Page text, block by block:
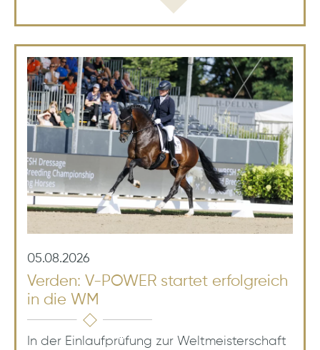
05.08.2026
Verden: V-POWER startet erfolgreich
in die WM
In der Einlaufprüfung zur Weltmeisterschaft